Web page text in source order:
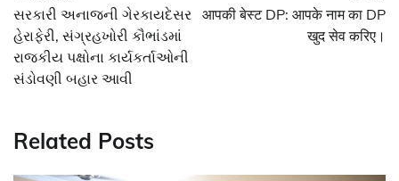
navigation
સરકારી અનાજની ગેરકાયદેસર
હેરાફેરી, સંગ્રહખોરી કૌભાંડમાં
રાજકીય પક્ષોના કાર્યકર્તાઓની
સંડોવણી બહાર આવી
आपकी बेस्ट DP: आपके नाम का DP
खुद सेव करिए।
Related Posts